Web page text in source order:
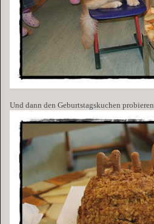
Und dann den Geburtstagskuchen